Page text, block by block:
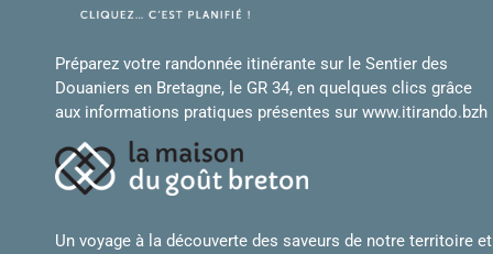
Préparez votre randonnée itinérante sur le Sentier des
Douaniers en Bretagne, le GR 34, en quelques clics grâce
aux informations pratiques présentes sur www.itirando.bzh
Un voyage à la découverte des saveurs de notre territoire et